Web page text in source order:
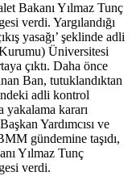
Bakanı Yılmaz Tunç
verdi. Yargılandığı
yasağı’ şeklinde adli
Üniversitesi
çıktı. Daha önce
Ban, tutuklandıktan
adli kontrol
yakalama kararı
Yardımcısı ve
gündemine taşıdı,
Yılmaz Tunç
verdi.